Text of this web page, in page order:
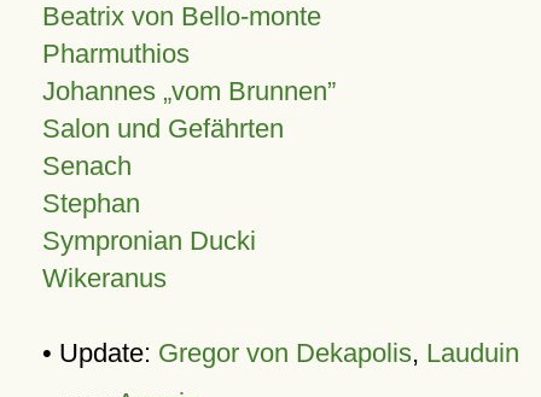
Beatrix von Bello-monte
Pharmuthios
Johannes vom Brunnen
Salon und Gefährten
Senach
Stephan
Sympronian Ducki
Wikeranus
• Update: Gregor von Dekapolis, Lauduin